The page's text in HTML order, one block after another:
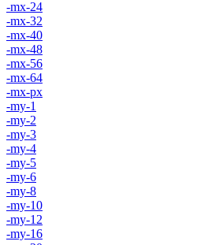
-mx-24
-mx-32
-mx-40
-mx-48
-mx-56
-mx-64
-mx-px
-my-1
-my-2
-my-3
-my-4
-my-5
-my-6
-my-8
-my-10
-my-12
-my-16